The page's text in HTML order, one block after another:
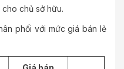
chủ sở hữu.
phối với mức giá bán lẻ